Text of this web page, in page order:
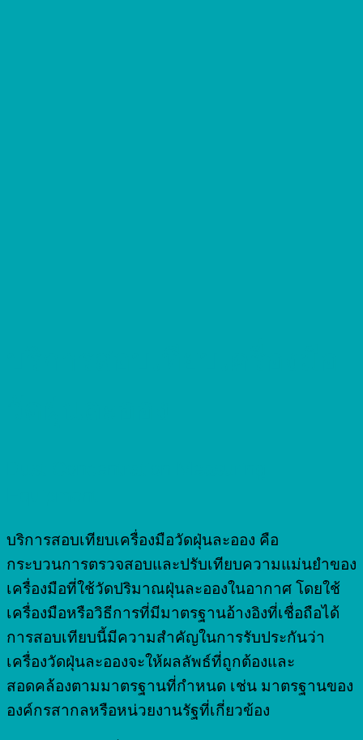
บริการสอบเทียบเครื่องมือวัดฝุ่นละออง คือ
กระบวนการตรวจสอบและปรับเทียบความแม่นยำของ
เครื่องมือที่ใช้วัดปริมาณฝุ่นละอองในอากาศ โดยใช้
เครื่องมือหรือวิธีการที่มีมาตรฐานอ้างอิงที่เชื่อถือได้
การสอบเทียบนี้มีความสำคัญในการรับประกันว่า
เครื่องวัดฝุ่นละอองจะให้ผลลัพธ์ที่ถูกต้องและ
สอดคล้องตามมาตรฐานที่กำหนด เช่น มาตรฐานของ
องค์กรสากลหรือหน่วยงานรัฐที่เกี่ยวข้อง